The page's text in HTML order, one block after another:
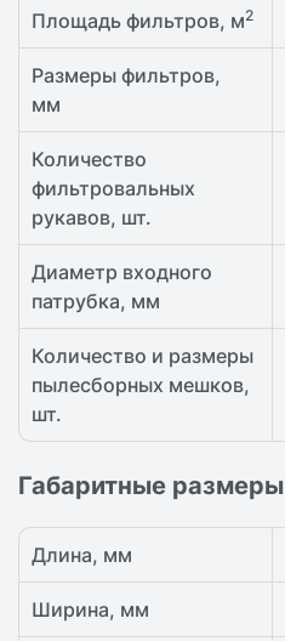
Площадь фильтров, м2
Размеры фильтров,
мм
Количество
фильтровальных
рукавов, шт.
Диаметр входного
патрубка, мм
Количество и размеры
пылесборных мешков,
шт.
Габаритные размеры
Длина, мм
Ширина, мм